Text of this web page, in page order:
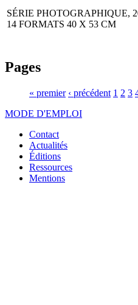
SÉRIE PHOTOGRAPHIQUE,
14 FORMATS 40 X 53 CM
Pages
« premier ‹ précédent 1 2 3
MODE D'EMPLOI
Contact
Actualités
Éditions
Ressources
Mentions